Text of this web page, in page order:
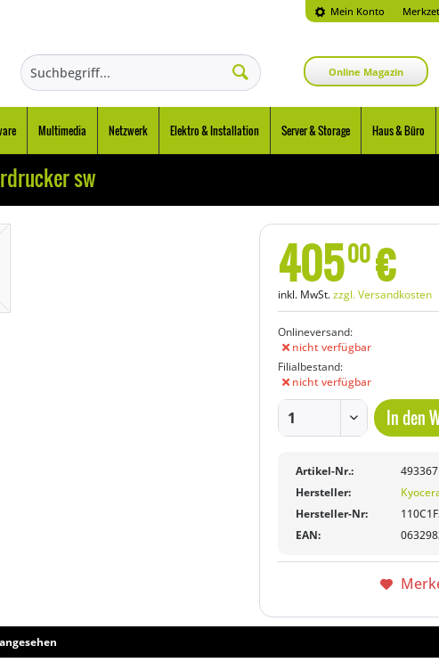
Mein Konto
Online Magazin
Multimedia Netzwerk Elektro & Installation Server & Storage Haus & Büro
sw
40500€
inkl. MwSt.zzgl. Versandkosten
Onlineversand:
nicht verfügbar
Filialbestand:
nicht verfügbar
In den
Artikel-Nr.:
493367
Hersteller:
Hersteller-Nr:
EAN: